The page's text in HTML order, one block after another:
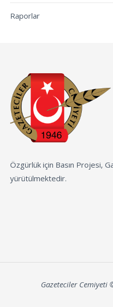
Raporlar
Özgürlük için Basın Projesi,
yürütülmektedir.
Gazeteciler Cemiyeti